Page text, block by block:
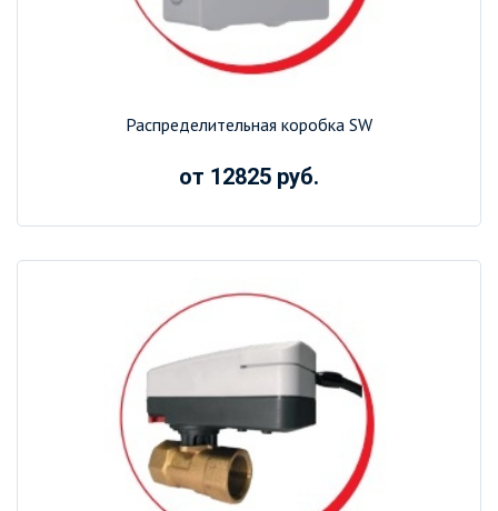
Распределительная коробка SW
от 12825 руб.